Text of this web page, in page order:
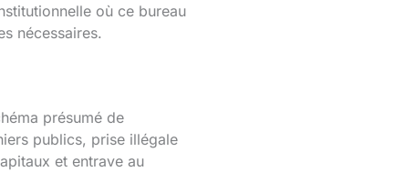
où ce bureau
nécessaires.
présumé de
publics, prise illégale
et entrave au